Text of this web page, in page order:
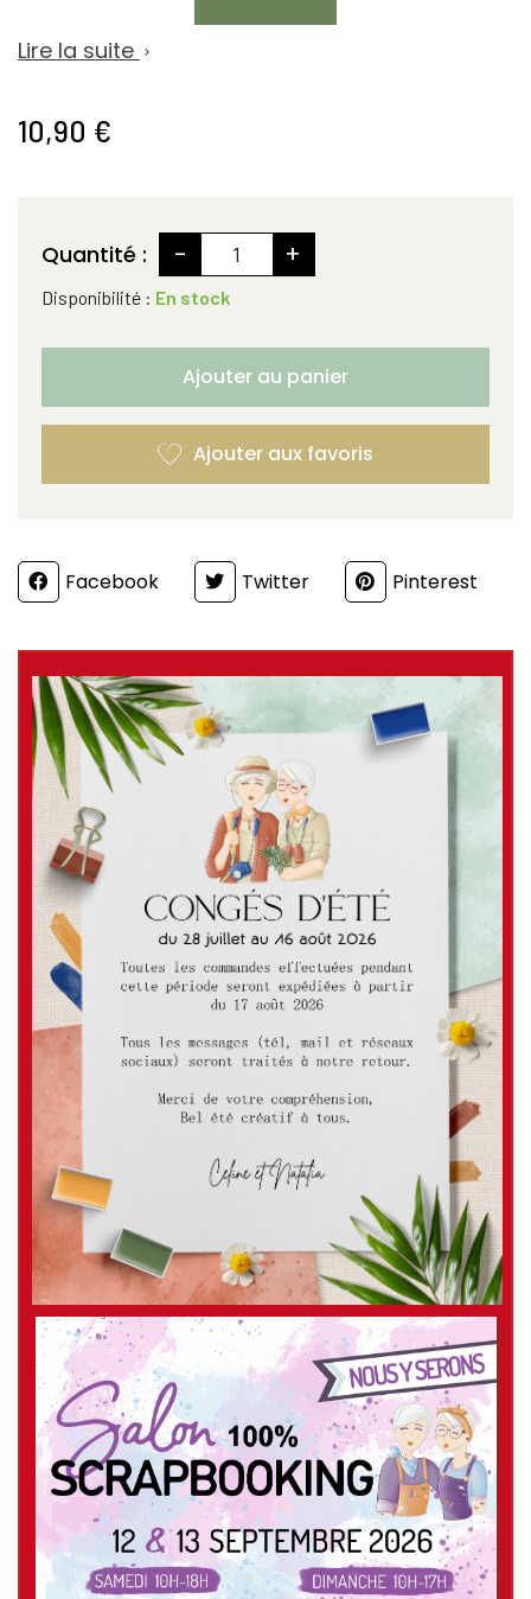
Lire la suite 
10,90 €
Quantité : - +
Disponibilité : En stock
Ajouter au panier
PartagerFacebook Twitter Pinterest